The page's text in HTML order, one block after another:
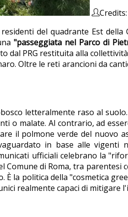
del quadrante Est della
"passeggiata nel Parco di
PRG restituita alla
Oltre le reti arancioni da
letteralmente raso al
o malate. Al contrario, ad
il polmone verde del nuovo
in base alle vigenti
ufficiali celebrano la
Comune di Roma, tra
la politica della "cosmetica
realmente capaci di mitigare